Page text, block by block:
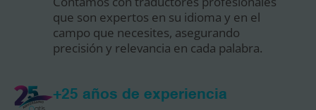
que son expertos en su idioma y en el
campo que necesites, asegurando
precisión y relevancia en cada palabra.
+25 años de experiencia